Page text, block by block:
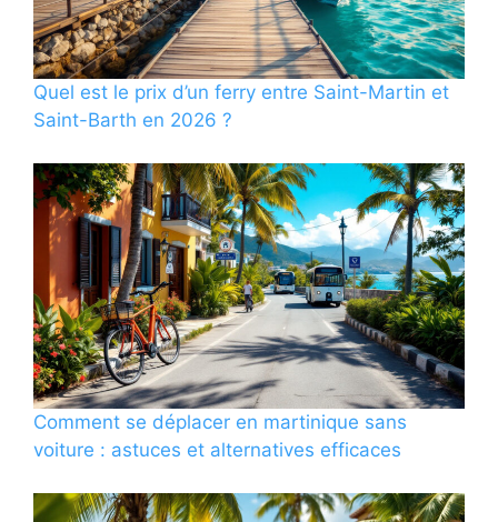
Quel est le prix d’un ferry entre Saint-Martin et
Saint-Barth en 2026 ?
Comment se déplacer en martinique sans
voiture : astuces et alternatives efficaces